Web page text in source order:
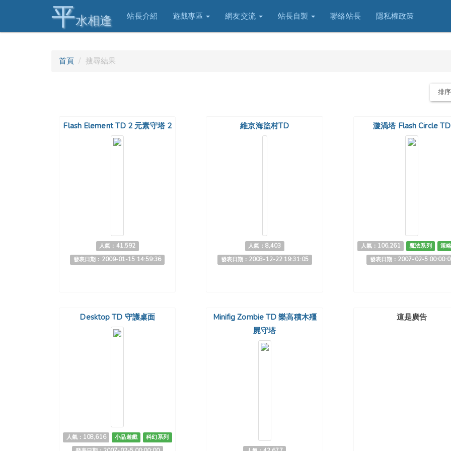
平水相逢 站長介紹 遊戲專區 網友交流 站長自製 聯絡站長 隱私權政策
首頁 搜尋結果
排
Flash Element TD 2 元素守塔 2
人氣：41,592
發表日期：2009-01-15 14:59:36
維京海盜村TD
人氣：8,403
發表日期：2008-12-22 19:31:05
漩渦塔 Flash Circle TD
人氣：106,261 魔法系列
策
發表日期：2007-02-5
Desktop TD 守護桌面
人氣：108,616 小品遊戲
科幻系列
Minifig Zombie TD 樂高積木殭
屍守塔
這是廣告